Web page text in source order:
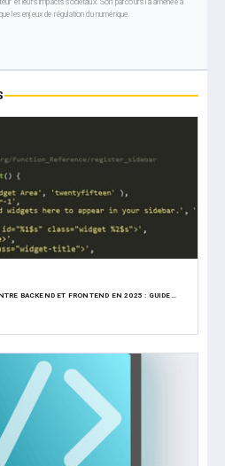
et leurs impacts sociétaux. Son parcours l’a amenée à
les enjeux de régulation du numérique.
BACKEND ET FRONTEND EN 2025 : GUIDE…